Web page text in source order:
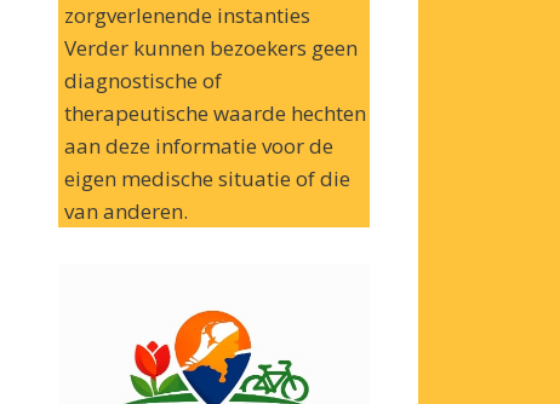
zorgverlenende instanties
Verder kunnen bezoekers geen
diagnostische of
therapeutische waarde hechten
aan deze informatie voor de
eigen medische situatie of die
van anderen.